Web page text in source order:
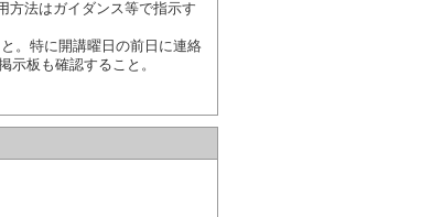
方法はガイダンス等で指示す
。特に開講曜日の前日に連絡
示板も確認すること。